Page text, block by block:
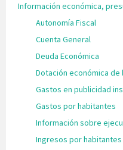
Información económica,
Autonomía Fiscal
Cuenta General
Deuda Económica
Dotación económica
Gastos en publicidad
Gastos por habitantes
Información sobre
Ingresos por habitantes